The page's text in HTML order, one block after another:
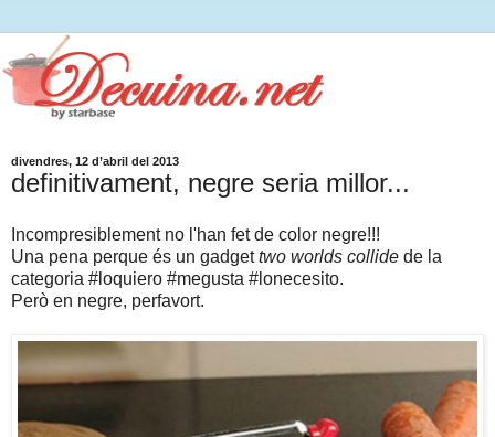
divendres, 12 d’abril del 2013
definitivament, negre seria millor...
Incompresiblement no l'han fet de color negre!!!
Una pena perque és un gadgettwo worlds collide de la
categoria #loquiero #megusta #lonecesito.
Però en negre, perfavort.